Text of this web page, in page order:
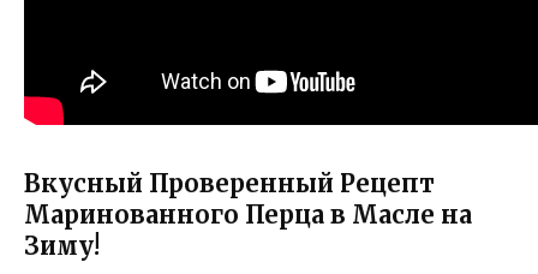
Вкусный Проверенный Рецепт
Маринованного Перца в Масле на
Зиму!